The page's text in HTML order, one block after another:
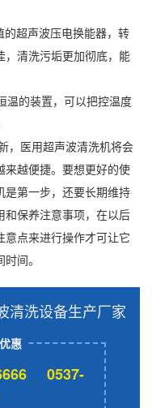
超声波压电换能器，转
，清洗污垢更加彻底，能
温的装置，可以把控温度
，医用超声波清洗机将会
来越便捷。要想更好的使
是第一步，还要长期维持
和保养注意事项，在以后
点来进行操作才可让它
间。
清洗设备生产厂家
惠
0537-